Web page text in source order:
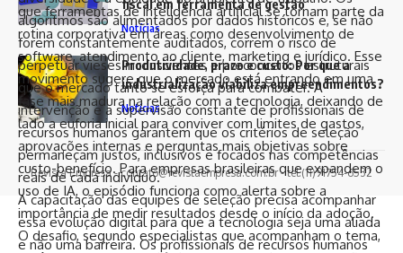
que ferramentas de inteligência artificial se tornam parte da
rotina corporativa em áreas como desenvolvimento de
software, atendimento ao cliente, marketing e jurídico. Esse
movimento sugere que o mercado está entrando em uma
fase mais madura na relação com a tecnologia, deixando de
lado a euforia inicial para conviver com limites de gastos,
aprovações internas e perguntas mais objetivas sobre
custo-benefício. Para empresas brasileiras que expandem o
uso de IA, o episódio funciona como alerta sobre a
importância de medir resultados desde o início da adoção.
O desafio, segundo especialistas que acompanham o tema,
algoritmos são alimentados por dados históricos e, se não
forem constantemente auditados, correm o risco de
perpetuar vieses inconscientes e preconceitos estruturais
que o mercado tanto se esforça para combater. A
intervenção e a supervisão constante de profissionais de
recursos humanos garantem que os critérios de seleção
permaneçam justos, inclusivos e focados nas competências
reais de cada indivíduo.
A capacitação das equipes de seleção precisa acompanhar
essa evolução digital para que a tecnologia seja uma aliada
e não uma barreira. Os profissionais de recursos humanos
fiscal em ferramenta de gestão
Notícias
Produtividade, prazo e custo: Por que a
industrialização viabiliza empreendimentos?
Notícias
Revista Empresa -contato@revistaempresa.com.br- tel.(11)91754-6532